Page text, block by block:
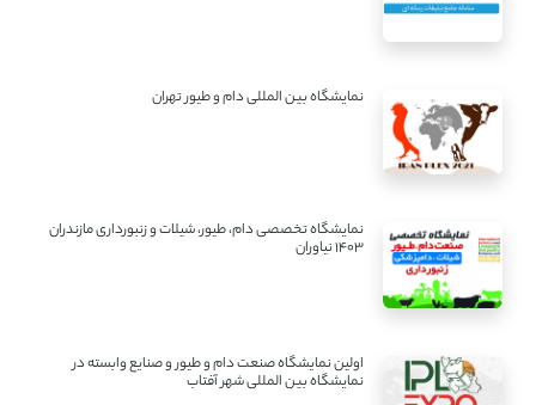
نمایشگاه بین المللی دام و طیور تهران
نمایشگاه تخصصی دام، طیور، شیلات و زنبورداری مازندران
1403 نیاوران
اولین نمایشگاه صنعت دام و طیور و صنایع وابسته در
نمایشگاه بین المللی شهر آفتاب